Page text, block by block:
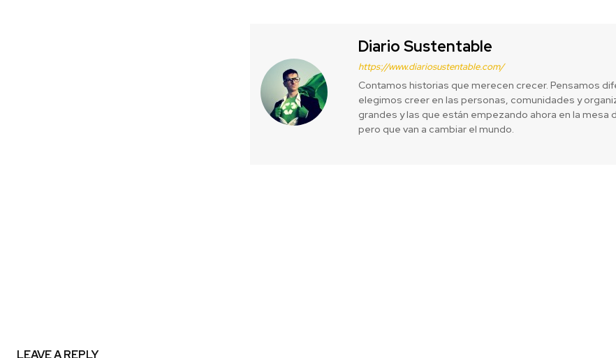
Diario Sustentable
https://www.diariosustentable.com/
Contamos historias que merecen crecer. Pensamos
elegimos creer en las personas, comunidades y
grandes y las que están empezando ahora en la mesa
pero que van a cambiar el mundo.
LEAVE A REPLY